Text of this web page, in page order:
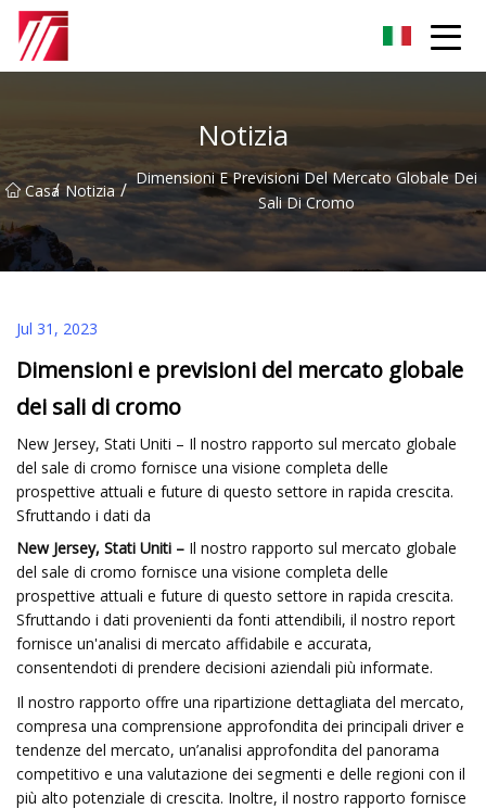
Notizia
Casa
/ Notizia / Dimensioni E Previsioni Del Mercato Globale Dei
Sali Di Cromo
Jul 31, 2023
Dimensioni e previsioni del mercato globale
dei sali di cromo
New Jersey, Stati Uniti – Il nostro rapporto sul mercato globale
del sale di cromo fornisce una visione completa delle
prospettive attuali e future di questo settore in rapida crescita.
Sfruttando i dati da
New Jersey, Stati Uniti – Il nostro rapporto sul mercato globale
del sale di cromo fornisce una visione completa delle
prospettive attuali e future di questo settore in rapida crescita.
Sfruttando i dati provenienti da fonti attendibili, il nostro report
fornisce un'analisi di mercato affidabile e accurata,
consentendoti di prendere decisioni aziendali più informate.
Il nostro rapporto offre una ripartizione dettagliata del mercato,
compresa una comprensione approfondita dei principali driver e
tendenze del mercato, un’analisi approfondita del panorama
competitivo e una valutazione dei segmenti e delle regioni con il
più alto potenziale di crescita. Inoltre, il nostro rapporto fornisce